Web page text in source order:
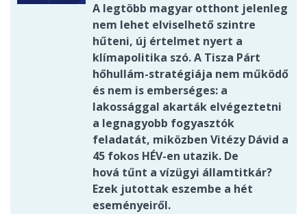
A legtöbb magyar otthont jelenleg
nem lehet elviselhető szintre
hűteni, új értelmet nyert a
klímapolitika szó. A Tisza Párt
hőhullám-stratégiája nem működő
és nem is emberséges: a
lakossággal akarták elvégeztetni
a legnagyobb fogyasztók
feladatát, miközben Vitézy Dávid a
45 fokos HÉV-en utazik. De
hová tűnt a vízügyi államtitkár?
Ezek jutottak eszembe a hét
eseményeiről.